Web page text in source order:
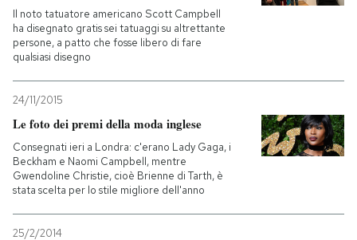
Il noto tatuatore americano Scott Campbell
ha disegnato gratis sei tatuaggi su altrettante
persone, a patto che fosse libero di fare
qualsiasi disegno
24/11/2015
Le foto dei premi della moda inglese
Consegnati ieri a Londra: c'erano Lady Gaga, i
Beckham e Naomi Campbell, mentre
Gwendoline Christie, cioè Brienne di Tarth, è
stata scelta per lo stile migliore dell'anno
25/2/2014